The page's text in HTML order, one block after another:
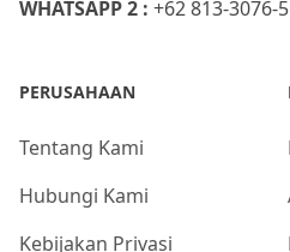
WHATSAPP 2 : +62 813-3076-
PERUSAHAAN
Tentang Kami
Hubungi Kami
Kebijakan Privasi